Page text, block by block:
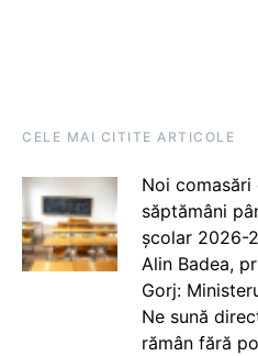
CELE MAI CITITE ARTICOLE
Noi
săptămâni
școlar 2026-
Alin Badea,
Gorj:
Ne sună
rămân fără